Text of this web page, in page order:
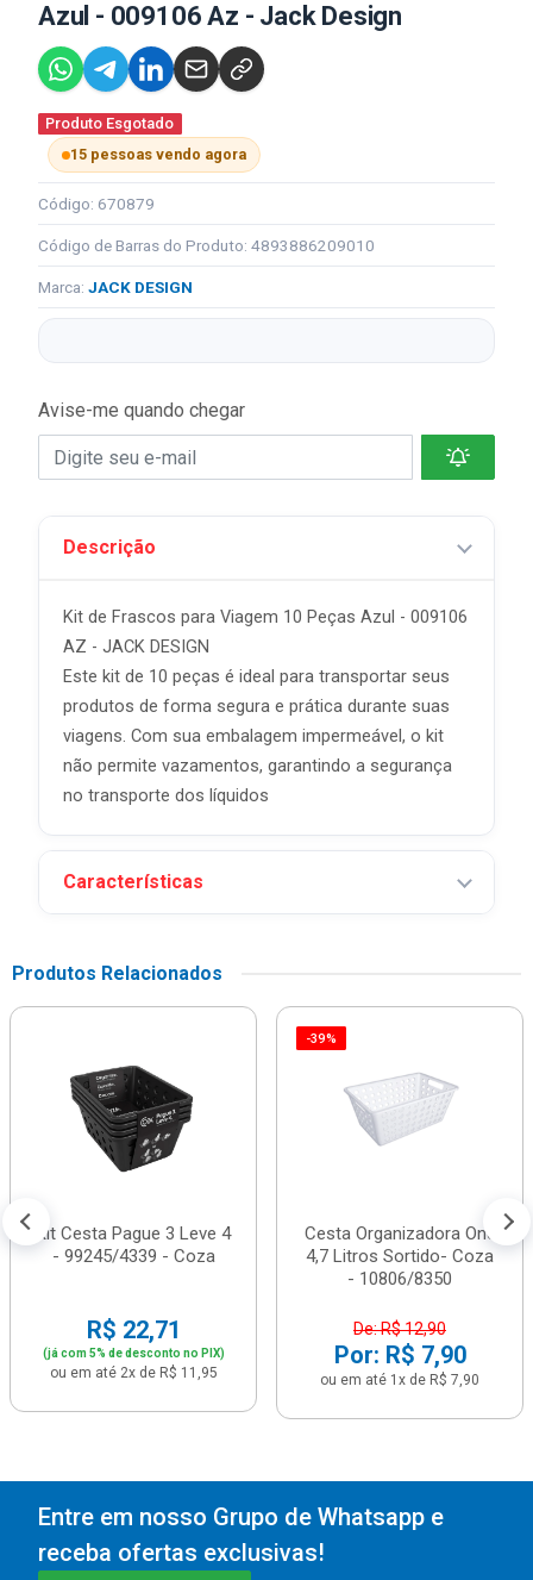
Azul - 009106 Az - Jack Design
Produto Esgotado
15 pessoas vendo agora
Código: 670879
Código de Barras do Produto: 4893886209010
Marca: JACK DESIGN
Avise-me quando chegar
Descrição
Kit de Frascos para Viagem 10 Peças Azul - 009106
AZ - JACK DESIGN
Este kit de 10 peças é ideal para transportar seus
produtos de forma segura e prática durante suas
viagens. Com sua embalagem impermeável, o kit
não permite vazamentos, garantindo a segurança
no transporte dos líquidos
Características
Produtos Relacionados
Kit Cesta Pague 3 Leve 4
- 99245/4339 - Coza
R$ 22,71
(já com 5% de desconto no PIX)
ou em até 2x de R$ 11,95
-39%
Cesta Organizadora One
4,7 Litros Sortido- Coza
- 10806/8350
De: R$ 12,90
Por: R$ 7,90
ou em até 1x de R$ 7,90
Entre em nosso Grupo de Whatsapp e
receba ofertas exclusivas!